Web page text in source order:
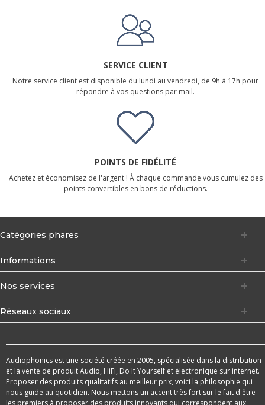
SERVICE CLIENT
Notre service client est disponible du lundi au vendredi, de 9h à 17h pour
répondre à vos questions par mail.
POINTS DE FIDÉLITÉ
Achetez et économisez de l'argent ! À chaque commande vous cumulez des
points convertibles en bons de réductions.
Catégories phares
Informations
Nos services
Réseaux sociaux
Audiophonics est une société créée en 2005, spécialisée dans la distribution
et la vente de produit Audio, HiFi, Do It Yourself et électronique sur internet.
Proposer des produits qualitatifs au meilleur prix, voici la philosophie qui
nous guide au quotidien. Nous mettons un accent très fort sur le fait d'être
les premiers à proposer des produits innovants qui correspondent aux